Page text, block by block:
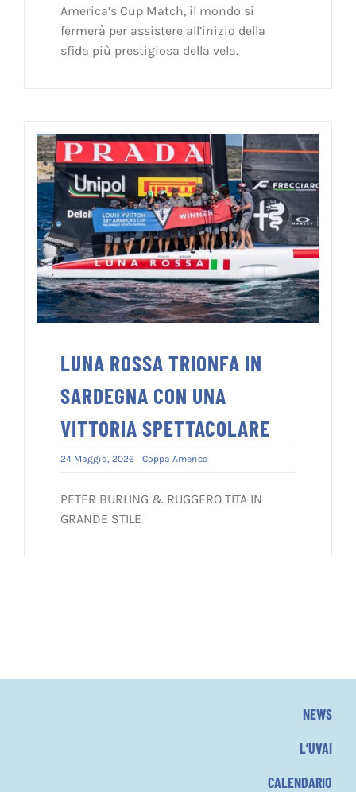
America’s Cup Match, il mondo si
fermerà per assistere all’inizio della
sfida più prestigiosa della vela.
LUNA ROSSA TRIONFA IN
SARDEGNA CON UNA
VITTORIA SPETTACOLARE
24 Maggio, 2026 Coppa America
PETER BURLING & RUGGERO TITA IN
GRANDE STILE
NEWS
L’UVAI
CALENDARIO